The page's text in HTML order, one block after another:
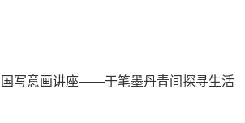
国写意画讲座——于笔墨丹青间探寻生活